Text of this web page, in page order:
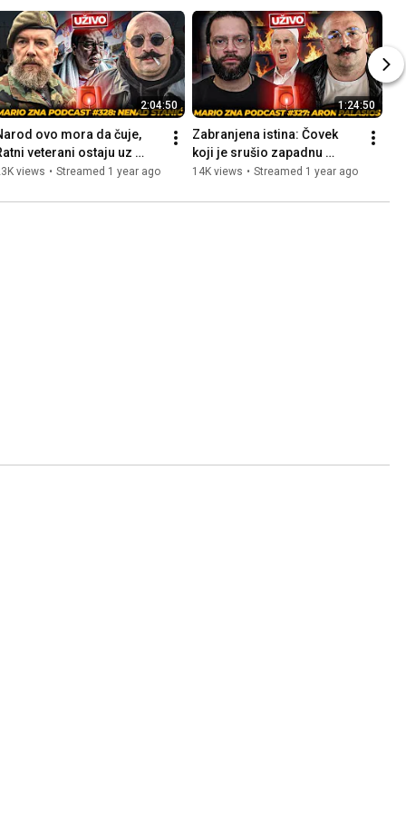
2:04:50
ovo mora da čuje,
veterani ostaju uz
do kraja | Nenad Stanić
views • Streamed 1 year ago
1:24:50
Zabranjena istina: Čovek
koji je srušio zapadnu
propagandu | Aron Palasios
14K views • Streamed 1 year ago